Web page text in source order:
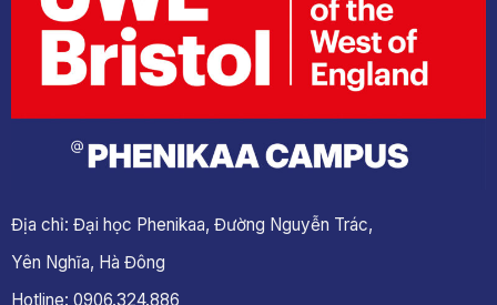
Địa chỉ: Đại học Phenikaa, Đường Nguyễn Trác,
Yên Nghĩa, Hà Đông
Hotline: 0906.324.886